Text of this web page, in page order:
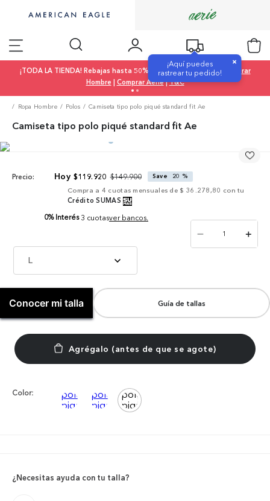
¡Aquí puedes
rastrear tu pedido!
×
¡TODA LA TIENDA! Rebajas hasta 50% OFF |Comprar Mujer|
Comprar
Hombre | Comprar Aerie|T&C
Ropa Hombre Polos Camiseta tipo polo piqué standard fit Ae
Camiseta tipo polo piqué standard fit Ae
Precio: $119. 920 $149.900 Save 20 %
Compra a 4 cuotas mensuales de $ 36.278,80 con tu
Crédito SUMAS
0% Interés 3 cuotasver bancos.
L
＋
－
Conocer mi talla Guía de tallas
Color:
¿Necesitas ayuda con tu talla?